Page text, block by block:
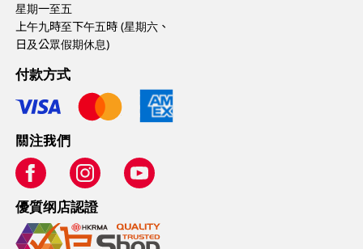
星期一至五
上午九時至下午五時 (星期六、
日及公眾假期休息)
付款方式
關注我們
優質纲店認證